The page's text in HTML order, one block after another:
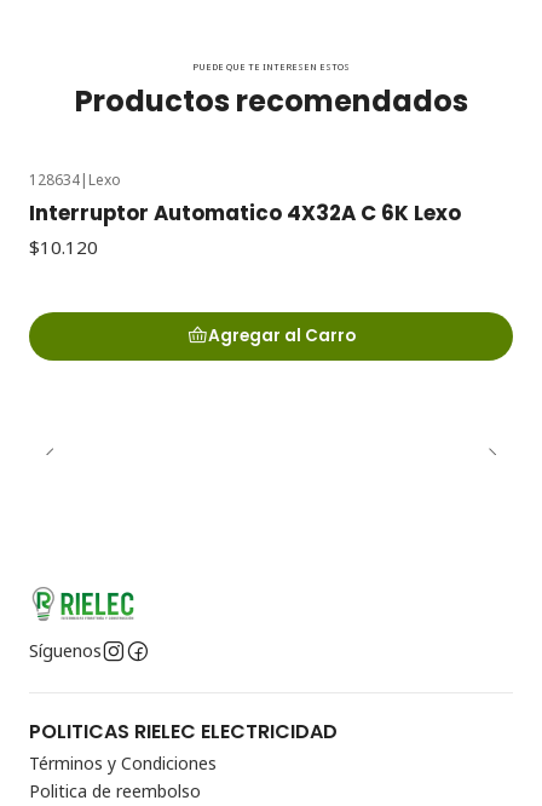
PUEDE QUE TE INTERESEN ESTOS
Productos recomendados
128634| Lexo
Interruptor Automatico 4X32A C 6K Lexo
$10.120
Agregar al Carro
Síguenos
POLITICAS RIELEC ELECTRICIDAD
Términos y Condiciones
Politica de reembolso